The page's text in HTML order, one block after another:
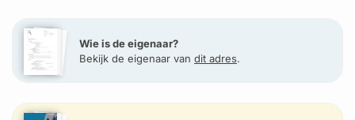
Wie is de eigenaar?
Bekijk de eigenaar van dit adres.